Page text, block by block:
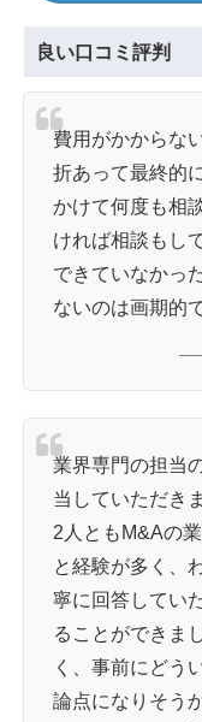
良い口コミ評判
費用がかからな
折あって最終的
かけて何度も相
ければ相談もし
できていなかっ
ないのは画期的
業界専門の担当
当していただき
2人ともM&Aの
と経験が多く、
寧に回答してい
ることができま
く、事前にどう
論点になりそう